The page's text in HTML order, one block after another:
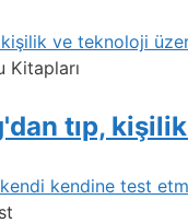
ve teknoloji
tıp,
kendine test